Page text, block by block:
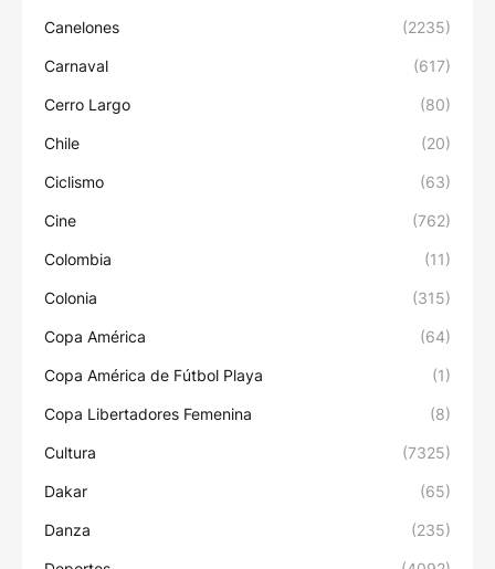
Canelones (2235)
Carnaval (617)
Cerro Largo (80)
Chile (20)
Ciclismo (63)
Cine (762)
Colombia (11)
Colonia (315)
Copa América (64)
Copa América de Fútbol Playa (1)
Copa Libertadores Femenina (8)
Cultura (7325)
Dakar (65)
Danza (235)